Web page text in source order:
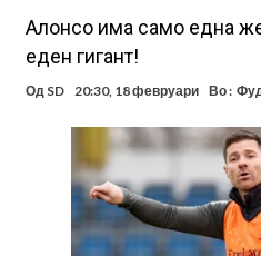
Алонсо има само една
еден гигант!
Од SD 20:30, 18 февруари Во :